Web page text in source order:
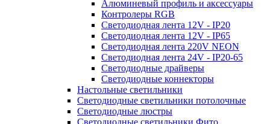
Алюминевый профиль и аксессуары
Контролеры RGB
Светодиодная лента 12V - IP20
Светодиодная лента 12V - IP65
Светодиодная лента 220V NEON
Светодиодная лента 24V - IP20-65
Светодиодные драйверы
Светодиодные коннекторы
Настольные светильники
Светодиодные светильники потолочные
Светодиодные люстры
Светодиодные светильники Фито